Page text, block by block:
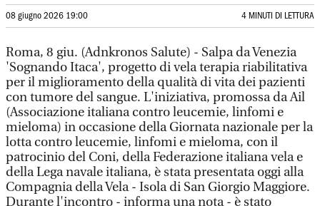
08 giugno 2026 19:00 4 MINUTI DI LETTURA
Roma, 8 giu. (Adnkronos Salute) - Salpa da Venezia
'Sognando Itaca', progetto di vela terapia riabilitativa
per il miglioramento della qualità di vita dei pazienti
con tumore del sangue. L'iniziativa, promossa da Ail
(Associazione italiana contro leucemie, linfomi e
mieloma) in occasione della Giornata nazionale per la
lotta contro leucemie, linfomi e mieloma, con il
patrocinio del Coni, della Federazione italiana vela e
della Lega navale italiana, è stata presentata oggi alla
Compagnia della Vela - Isola di San Giorgio Maggiore.
Durante l'incontro - informa una nota - è stato